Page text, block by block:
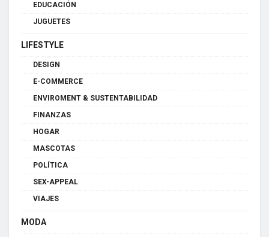
EDUCACIÓN
JUGUETES
LIFESTYLE
DESIGN
E-COMMERCE
ENVIROMENT & SUSTENTABILIDAD
FINANZAS
HOGAR
MASCOTAS
POLÍTICA
SEX-APPEAL
VIAJES
MODA